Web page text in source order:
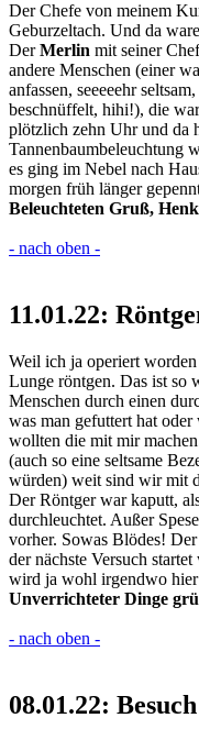
Der Chefe von meinem
Geburzeltach. Und da
DerMerlin mit seiner
andere Menschen (einer
anfassen, seeeeehr
beschnüffelt, hihi!), die
plötzlich zehn Uhr und da
Tannenbaumbeleuchtung
es ging im Nebel nach
morgen früh länger
Beleuchteten Gruß, Henk
- nach oben -
11.01.22:
Weil ich ja operiert
Lunge röntgen. Das ist so
Menschen durch einen
was man gefuttert hat
wollten die mit mir
(auch so eine seltsame
würden) weit sind wir mit
Der Röntger war kaputt,
durchleuchtet. Außer
vorher. Sowas Blödes!
der nächste Versuch
wird ja wohl irgendwo hier
Unverrichteter Dinge
- nach oben -
08.01.22: